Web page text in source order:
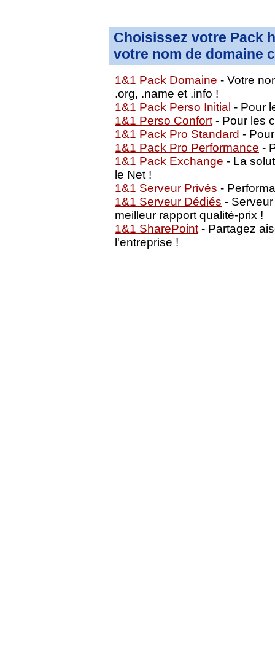
Choisissez votre Pack
votre nom de domaine
1&1 Pack Domaine - Votre
.org, .name et .info !
1&1 Pack Perso Initial - Pour
1&1 Perso Confort - Pour les
1&1 Pack Pro Standard -
1&1 Pack Pro Performance -
1&1 Pack Exchange - La
le Net !
1&1 Serveur Privés -
1&1 Serveur Dédiés -
meilleur rapport qualité-prix !
1&1 SharePoint - Partagez
l'entreprise !